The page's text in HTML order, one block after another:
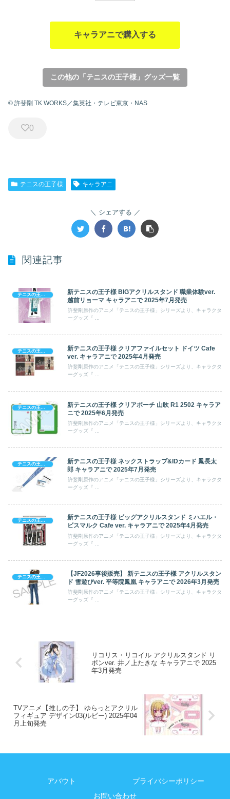
キャラアニで購入する
この他の「テニスの王子様」グッズ一覧
© 許斐剛 TK WORKS／集英社・テレビ東京・NAS
0
テニスの王子様 キャラアニ
シェアする
関連記事
テニスの王子様
新テニスの王子様 BIGアクリルスタンド 職業体験ver.
越前リョーマ キャラアニで 2025年7月発売
許斐剛原作のアニメ「テニスの王子様」シリーズより、キャラクタ
テニスの王子様
新テニスの王子様 クリアファイルセット ドイツ Cafe
ver. キャラアニで 2025年4月発売
許斐剛原作のアニメ「テニスの王子様」シリーズより、キャラクタ
新テニスの王子様 クリアポーチ 山吹 R1 2502 キャラア
ニで 2025年6月発売
許斐剛原作のアニメ「テニスの王子様」シリーズより、キャラクタ
新テニスの王子様 ネックストラップ&IDカード 鳳長太
郎 キャラアニで 2025年7月発売
許斐剛原作のアニメ「テニスの王子様」シリーズより、キャラクタ
新テニスの王子様 ビッグアクリルスタンド ミハエル・
ビスマルク Cafe ver. キャラアニで 2025年4月発売
許斐剛原作のアニメ「テニスの王子様」シリーズより、キャラクタ
【JF2026事後販売】 新テニスの王子様 アクリルスタン
ド 雪遊びver. 平等院鳳凰 キャラアニで 2026年3月発売
許斐剛原作のアニメ「テニスの王子様」シリーズより、キャラクタ
ーグッズ『 ...
リコリス・リコイル アクリルスタンド リ
ボンver. 井ノ上たきな キャラアニで 2025
年3月発売
TVアニメ【推しの子】 ゆらっとアクリル
フィギュア デザイン03(ルビー) 2025年04
月上旬発売
アバウト
プライバシーポリシー
お問い合わせ